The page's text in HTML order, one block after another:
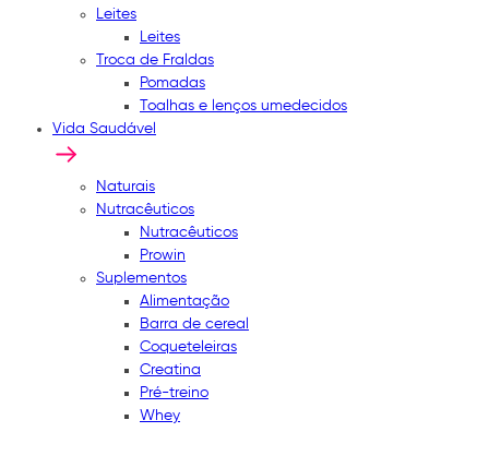
Leites
Leites
Troca de Fraldas
Pomadas
Toalhas e lenços umedecidos
Vida Saudável
Naturais
Nutracêuticos
Nutracêuticos
Prowin
Suplementos
Alimentação
Barra de cereal
Coqueteleiras
Creatina
Pré-treino
Whey